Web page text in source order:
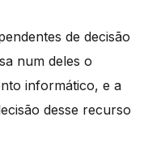
de decisão
num deles o
informático, e a
desse recurso